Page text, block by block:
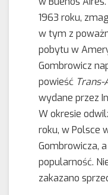
1963 roku,
w tym z
pobytu w
Gombrowicz
powieść
wydane przez
W okresie
roku, w Polsce
Gombrowicza,
popularność.
zakazano